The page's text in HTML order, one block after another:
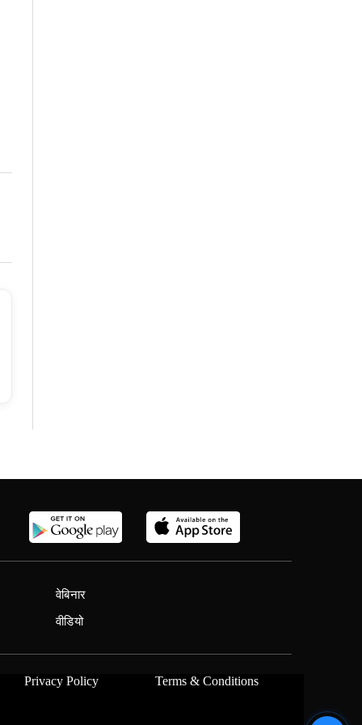
वेबिनार
वीडियो
Privacy Policy Terms & Conditions